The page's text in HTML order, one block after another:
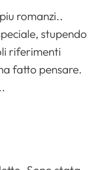
romanzi..
stupendo
riferimenti
fatto pensare.